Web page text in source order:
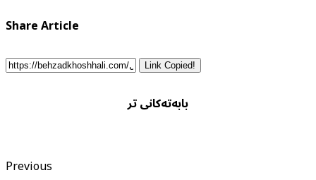
Share Article
Link Copied!
بابەتەکانی تر
Previous